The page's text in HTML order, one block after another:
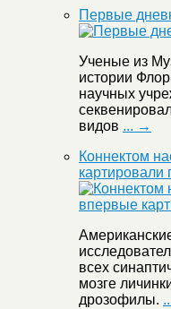
Первые
Ученые из
истории
научных
видов ... →
Коннектом
картировали
всех
мозге
дрозофилы.